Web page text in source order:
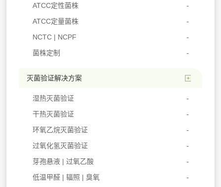
ATCC定性菌株
ATCC定量菌株
NCTC | NCPF
菌株定制
灭菌验证解决方案
湿热灭菌验证
干热灭菌验证
环氧乙烷灭菌验证
过氧化氢灭菌验证
芽孢悬液 | 过氧乙酸
低温甲醛 | 辐照 | 臭氧